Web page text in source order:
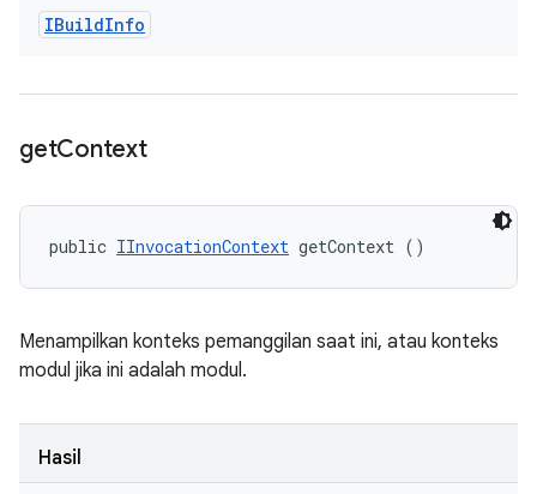
IBuildInfo
getContext
public IInvocationContext getContext ()
Menampilkan konteks pemanggilan saat ini, atau konteks
modul jika ini adalah modul.
Hasil